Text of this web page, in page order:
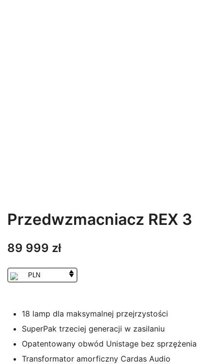
Przedwzmacniacz REX 3
89 999 zł
PLN
18 lamp dla maksymalnej przejrzystości
SuperPak trzeciej generacji w zasilaniu
Opatentowany obwód Unistage bez sprzężenia
Transformator amorficzny Cardas Audio